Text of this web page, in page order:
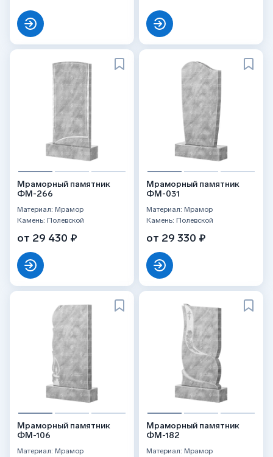
Мраморный памятник
ФМ-266
Материал: Мрамор
Камень: Полевской
от 29 430 ₽
Мраморный памятник
ФМ-031
Материал: Мрамор
Камень: Полевской
от 29 330 ₽
Мраморный памятник
ФМ-106
Материал: Мрамор
Мраморный памятник
ФМ-182
Материал: Мрамор